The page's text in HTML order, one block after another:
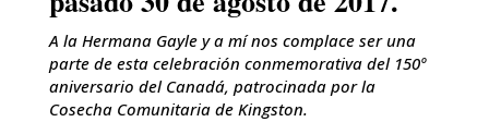
A la Hermana Gayle y a mí nos complace ser una
parte de esta celebración conmemorativa del 150º
aniversario del Canadá, patrocinada por la
Cosecha Comunitaria de Kingston.